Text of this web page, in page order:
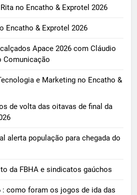
no Encatho & Exprotel 2026
Encatho & Exprotel 2026
Apace 2026 com Cláudio
Comunicação
e Marketing no Encatho &
de volta das oitavas de final da
alerta população para chegada do
da FBHA e sindicatos gaúchos
: como foram os jogos de ida das